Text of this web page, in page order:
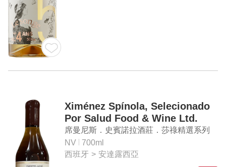
Ximénez Spínola, Selecionado
Por Salud Food & Wine Ltd.
Single Barrel "N.8" Brandy
席曼尼斯．史賓諾拉酒莊．莎祿精選系列
「八號」單桶白蘭地
NV
700ml
西班牙 > 安達露西亞